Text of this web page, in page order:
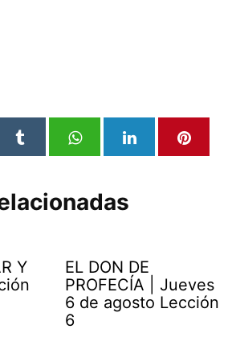
Y
EL DON DE
PROFECÍA | Jueves
6 de agosto Lección
6